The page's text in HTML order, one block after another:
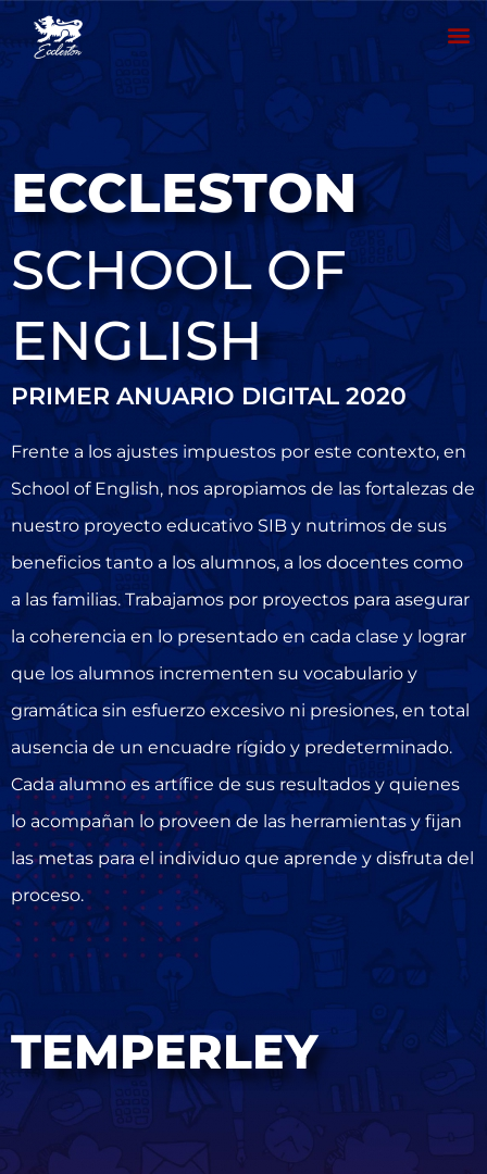
ECCLESTON
SCHOOL OF
ENGLISH
PRIMER ANUARIO DIGITAL 2020
Frente a los ajustes impuestos por este contexto, en
School of English, nos apropiamos de las fortalezas de
nuestro proyecto educativo SIB y nutrimos de sus
beneficios tanto a los alumnos, a los docentes como
a las familias. Trabajamos por proyectos para asegurar
la coherencia en lo presentado en cada clase y lograr
que los alumnos incrementen su vocabulario y
gramática sin esfuerzo excesivo ni presiones, en total
ausencia de un encuadre rígido y predeterminado.
Cada alumno es artífice de sus resultados y quienes
lo acompañan lo proveen de las herramientas y fijan
las metas para el individuo que aprende y disfruta del
proceso.
TEMPERLEY